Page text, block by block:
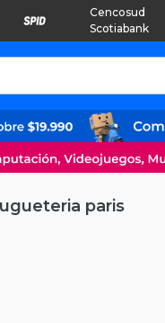
Cencosud
Scotiabank
paris